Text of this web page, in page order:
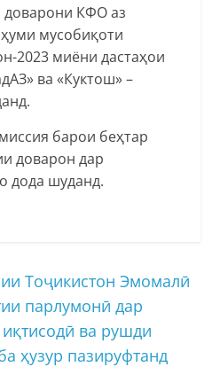
доварони КФО аз
мусобиқоти
2023 миёни дастаҳои
ва «Куктош» –
барои беҳтар
доварон дар
дода шуданд.
Тоҷикистон Эмомалӣ
парлумонӣ дар
ва рушди
ҳузур пазируфтанд